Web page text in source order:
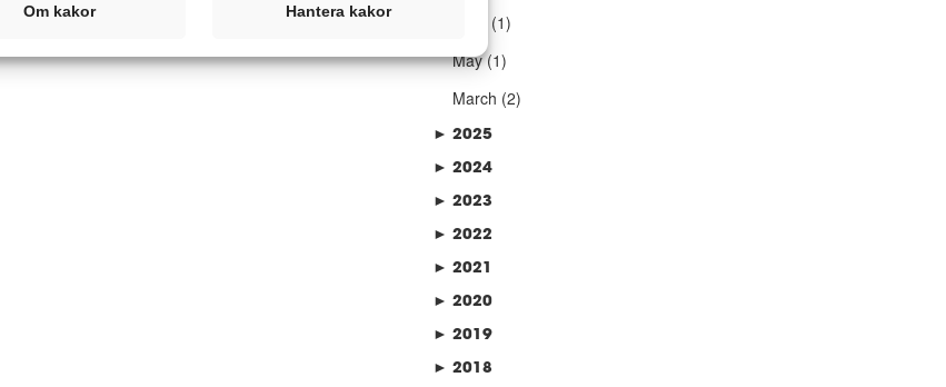
(1)
May (1)
March (2)
► 2025
► 2024
► 2023
► 2022
► 2021
► 2020
► 2019
► 2018
Om kakor Hantera kakor